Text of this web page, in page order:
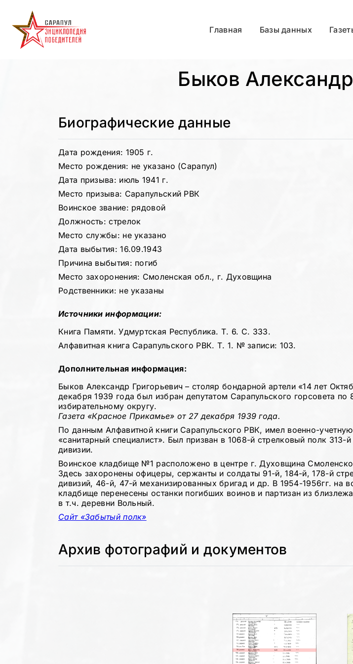
Главная Базы данных
Быков
Биографические данные
Дата рождения: 1905 г.
Место рождения: не указано (Сарапул)
Дата призыва: июль 1941 г.
Место призыва: Сарапульский РВК
Воинское звание: рядовой
Должность: стрелок
Место службы: не указано
Дата выбытия: 16.09.1943
Причина выбытия: погиб
Место захоронения: Смоленская обл., г. Духовщина
Родственники: не указаны
Источники информации:
Книга Памяти. Удмуртская Республика. Т. 6. С. 333.
Алфавитная книга Сарапульского РВК. Т. 1. № записи: 103.
Дополнительная информация:
Быков Александр Григорьевич – столяр бондарной артели «14 лет
декабря 1939 года был избран депутатом Сарапульского горсовета по
избирательному округу.
Газета «Красное Прикамье» от 27 декабря 1939 года.
По данным Алфавитной книги Сарапульского РВК, имел военно-учетную
«санитарный специалист». Был призван в 1068-й стрелковый полк 313-
дивизии.
Воинское кладбище №1 расположено в центре г. Духовщина
Здесь захоронены офицеры, сержанты и солдаты 91-й, 184-й, 178-й
дивизий, 46-й, 47-й механизированных бригад и др. В 1954-1956гг. на
кладбище перенесены останки погибших воинов и партизан из
в т.ч. деревни Вольный.
Сайт «Забытый полк»
Архив фотографий и документов